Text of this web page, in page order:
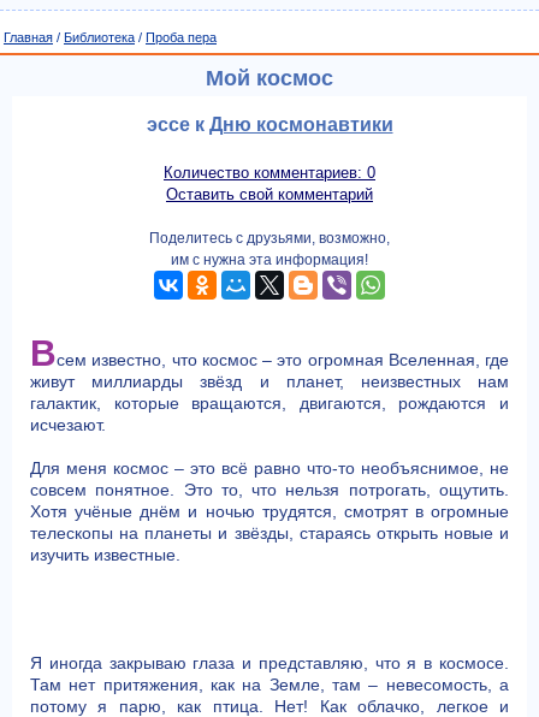
Главная / Библиотека / Проба пера
Мой космос
эссе к Дню космонавтики
Количество комментариев: 0
Оставить свой комментарий
Поделитесь с друзьями, возможно,
им с нужна эта информация!
Всем известно, что космос – это огромная Вселенная, где
живут миллиарды звёзд и планет, неизвестных нам
галактик, которые вращаются, двигаются, рождаются и
исчезают.
Для меня космос – это всё равно что-то необъяснимое, не
совсем понятное. Это то, что нельзя потрогать, ощутить.
Хотя учёные днём и ночью трудятся, смотрят в огромные
телескопы на планеты и звёзды, стараясь открыть новые и
изучить известные.
Я иногда закрываю глаза и представляю, что я в космосе.
Там нет притяжения, как на Земле, там – невесомость, а
потому я парю, как птица. Нет! Как облачко, легкое и